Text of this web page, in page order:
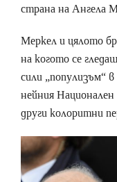
страна на Ангела
Меркел и цялото
на когото се
сили „популизъм“
нейния
други колоритни